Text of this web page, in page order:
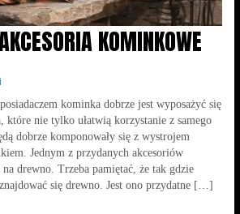
KOMINKOWE
kominka dobrze jest wyposażyć się
które nie tylko ułatwią korzystanie z samego
dobrze komponowały się z wystrojem
Jednym z przydanych akcesoriów
drewno. Trzeba pamiętać, że tak gdzie
się drewno. Jest ono przydatne […]